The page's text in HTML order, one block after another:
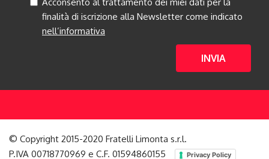
finalità di iscrizione alla Newsletter come indicato
nell’informativa
INVIA
© Copyright 2015-2020 Fratelli Limonta s.r.l.
P.IVA 00718770969 e C.F. 01594860155
Privacy Policy